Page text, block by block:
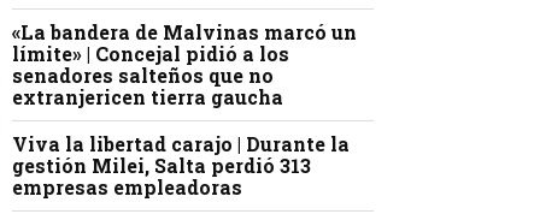
«La bandera de Malvinas marcó un
límite» | Concejal pidió a los
senadores salteños que no
extranjericen tierra gaucha
Viva la libertad carajo | Durante la
gestión Milei, Salta perdió 313
empresas empleadoras